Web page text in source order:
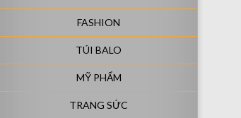
FASHION
TÚI BALO
MỸ PHẨM
TRANG SỨC